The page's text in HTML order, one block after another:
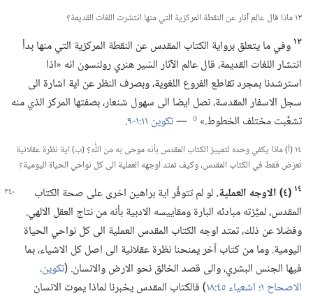
١٣ ماذا قال عالِم آثار عن النقطة المركزية التي منها انتشرت اللغات القديمة؟‏
١٣ وفي ما يتعلق برواية الكتاب المقدس عن النقطة المركزية التي منها بدأ
انتشار اللغات القديمة،‏ قال عالم الآثار السّير هنري رولنسون انه «اذا
استرشدنا بمجرد تقاطع الفروع اللغوية،‏ وبصرف النظر عن اية اشارة الى
سجل الاسفار المقدسة،‏ نصل ايضا الى سهول شنعار،‏ بصفتها المركز الذي منه
تشعَّبت مختلف الخطوط.‏»‏ h
—‏تكوين ١١:‏١-‏٩ ‏.‏
١٤ (‏أ)‏ ماذا يكفي وحده لتمييز الكتاب المقدس بأنه موحى به من اللّٰه؟‏ (‏ب)‏ اية نظرة عقلانية
تُعرَض فقط في الكتاب المقدس،‏ وكيف تمتد اوجهه العملية الى كل نواحي الحياة اليومية؟‏
١٤ ‏(‏٤)‏ الاوجه العملية.‏
لو لم تتوفَّر اية براهين اخرى على صحة الكتاب
المقدس،‏ لميَّزته مبادئه البارة ومقاييسه الادبية بأنه من نتاج العقل الالهي.‏
وفضلا عن ذلك،‏ تمتد اوجه الكتاب المقدس العملية الى كل نواحي الحياة
اليومية.‏ وما من كتاب آخر يمنحنا نظرة عقلانية الى اصل كل الاشياء،‏ بما
فيها الجنس البشري،‏ والى قصد الخالق نحو الارض والانسان.‏ (‏تكوين،‏
الاصحاح ١؛‏
اشعياء ٤٥:‏١٨
‏)‏ فالكتاب المقدس يخبرنا لماذا يموت الانسان